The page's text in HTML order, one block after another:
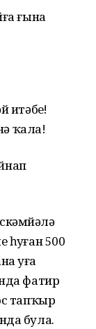
ғына
итәбеҙ!
ҡала!
500
уға
фатир
тапҡыр
була.